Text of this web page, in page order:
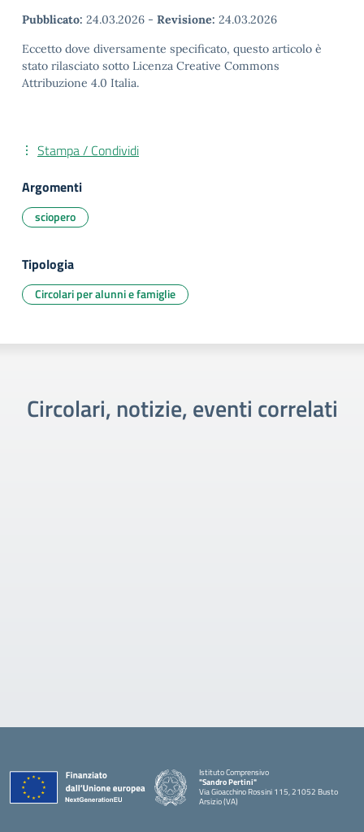
Pubblicato: 24.03.2026 - Revisione: 24.03.2026
Eccetto dove diversamente specificato, questo articolo è
stato rilasciato sotto Licenza Creative Commons
Attribuzione 4.0 Italia.
Stampa / Condividi
Argomenti
sciopero
Tipologia
Circolari per alunni e famiglie
Circolari, notizie, eventi correlati
Istituto Comprensivo
"Sandro Pertini"
Via Gioacchino Rossini 115, 21052 Busto
Arsizio (VA)